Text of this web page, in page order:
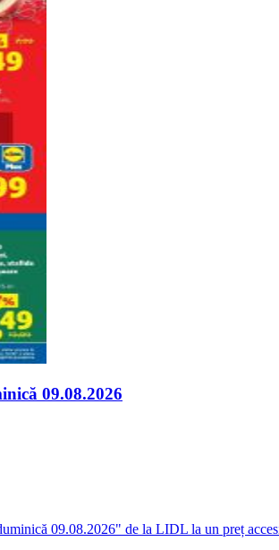
09.08.2026
09.08.2026" de la LIDL la un preț